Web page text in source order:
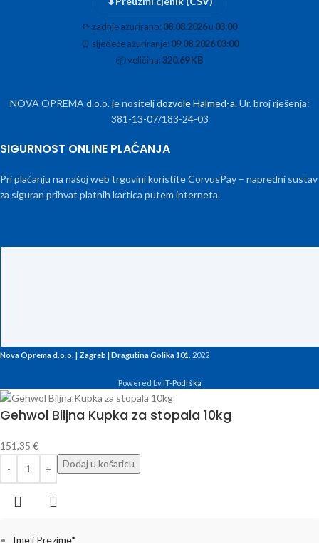
⟳zadnje ažurirano:08.08.2026u 03:00
⏰ sljedeće ažuriranje:09.08.2026 03:00
📦veličina:320.69 KB
NOVA OPREMA d.o.o. je nositeljdozvole Halmed-a. Ur. broj rješenja:
381-13-07/183-24-03
SIGURNOST ONLINE PLAĆANJA
Pri plaćanju na našoj web trgovini koristite CorvusPay – napredni sustav
za siguran prihvat platnih kartica putem interneta.
Nova Oprema d.o.o. | Zagreb | Dragutina Golika 101. 2022
Powered byIT-Podrška
Gehwol Biljna Kupka za stopala 10kg
151,35 €
Dodaj u košaricu
Ime i Prezime*